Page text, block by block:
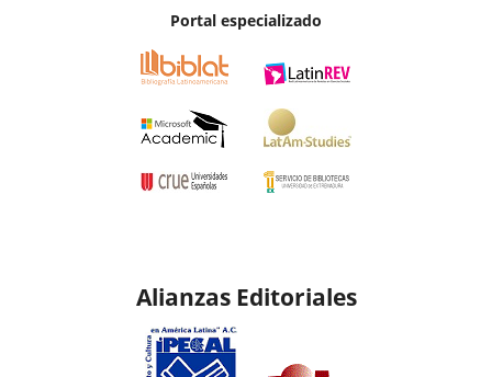
Portal especializado
Alianzas Editoriales